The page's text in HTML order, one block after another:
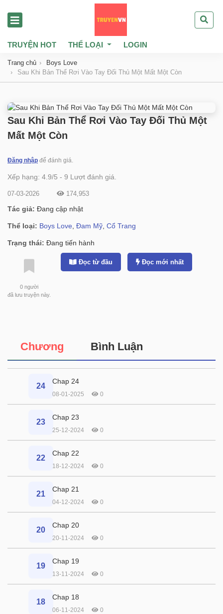
TRUYỆN HOT THỂ LOẠI LOGIN
Trang chủ
Boys Love
Sau Khi Bản Thể Rơi Vào Tay Đối Thủ Một Mất Một Còn
Sau Khi Bản Thể Rơi Vào Tay Đối Thủ Một
Mất Một Còn
Đăng nhập để đánh giá.
Xếp hạng: 4.9/5 - 9 Lượt đánh giá.
07-03-2026 174,953
Tác giả: Đang cập nhật
Thể loại: Boys Love Đam Mỹ Cổ Trang
Trạng thái: Đang tiến hành
0 người
đã lưu truyện này.
Đọc từ đầu Đọc mới nhất
Chương Bình Luận
24
Chap 24
08-01-2025 0
23
Chap 23
25-12-2024 0
22
Chap 22
18-12-2024 0
21
Chap 21
04-12-2024 0
20
Chap 20
20-11-2024 0
19
Chap 19
13-11-2024 0
18
Chap 18
06-11-2024 0